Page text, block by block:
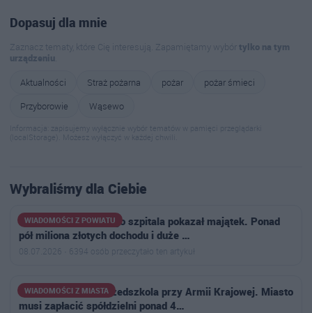
Dopasuj dla mnie
Zaznacz tematy, które Cię interesują. Zapamiętamy wybórtylko na tym
urządzeniu.
Aktualności
Straż pożarna pożar
pożar śmieci
Przyborowie
Wąsewo
Informacja: zapisujemy wyłącznie wybór tematów w pamięci przeglądarki
(localStorage). Możesz wyłączyć w każdej chwili.
Wybraliśmy dla Ciebie
WIADOMOŚCI Z POWIATU
Dyrektor ostrowskiego szpitala pokazał majątek. Ponad
pół miliona złotych dochodu i duże …
08.07.2026 · 6394 osób przeczytało ten artykuł
WIADOMOŚCI Z MIASTA
Wyrok w sprawie przedszkola przy Armii Krajowej. Miasto
musi zapłacić spółdzielni ponad 4…